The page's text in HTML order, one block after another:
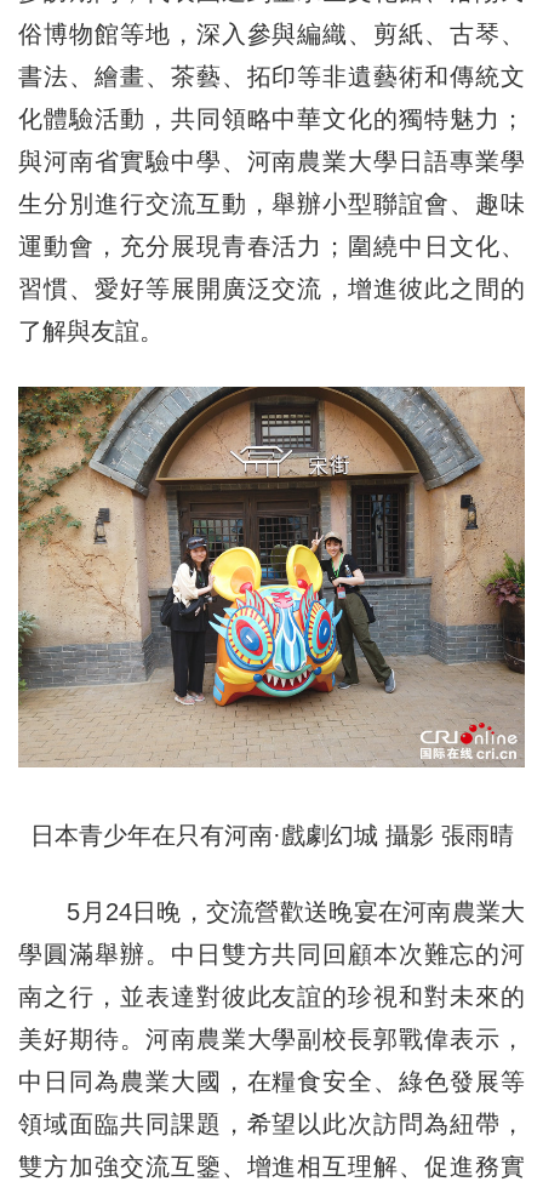
俗博物館等地，深入參與編織、剪紙、古琴、
書法、繪畫、茶藝、拓印等非遺藝術和傳統文
化體驗活動，共同領略中華文化的獨特魅力；
與河南省實驗中學、河南農業大學日語專業學
生分別進行交流互動，舉辦小型聯誼會、趣味
運動會，充分展現青春活力；圍繞中日文化、
習慣、愛好等展開廣泛交流，增進彼此之間的
了解與友誼。
日本青少年在只有河南·戲劇幻城 攝影 張雨晴
5月24日晚，交流營歡送晚宴在河南農業大
學圓滿舉辦。中日雙方共同回顧本次難忘的河
南之行，並表達對彼此友誼的珍視和對未來的
美好期待。河南農業大學副校長郭戰偉表示，
中日同為農業大國，在糧食安全、綠色發展等
領域面臨共同課題，希望以此次訪問為紐帶，
雙方加強交流互鑒、增進相互理解、促進務實